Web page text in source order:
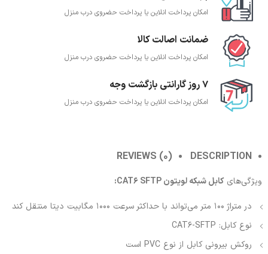
امکان پرداخت انلاین یا پرداخت حضروی درب منزل
ضمانت اصالت کالا
امکان پرداخت انلاین یا پرداخت حضروی درب منزل
7 روز گارانتی بازگشت وجه
امکان پرداخت انلاین یا پرداخت حضروی درب منزل
DESCRIPTION
REVIEWS (0)
ویژگی‌‌‌هایکابل شبکه لویتون CAT6 SFTP:
در متراژ 100 متر می‌تواند با حداکثر سرعت 1000 مگابیت دیتا منتقل کند
نوع کابل: CAT6-SFTP
روکش بیرونی کابل از نوع PVC است